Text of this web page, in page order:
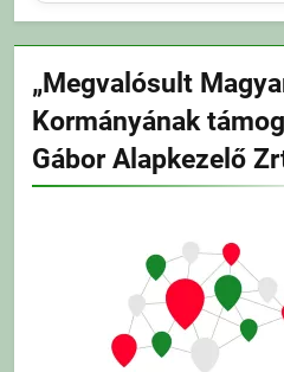
„Megvalósult
Kormányának
Gábor Alapkezelő